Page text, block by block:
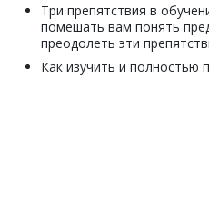
Три препятствия в
помешать вам понять
преодолеть эти
Как изучить и полностью